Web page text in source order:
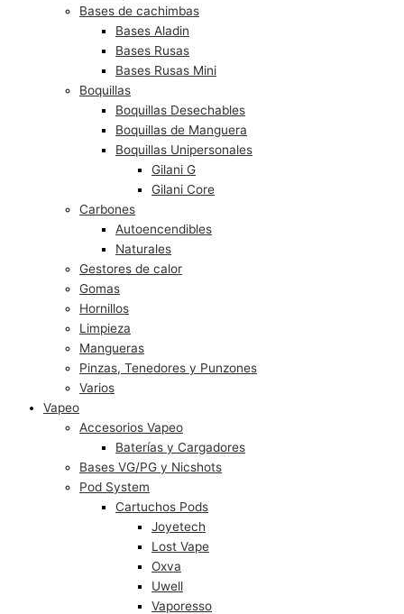
Bases de cachimbas
Bases Aladin
Bases Rusas
Bases Rusas Mini
Boquillas
Boquillas Desechables
Boquillas de Manguera
Boquillas Unipersonales
Gilani G
Gilani Core
Carbones
Autoencendibles
Naturales
Gestores de calor
Gomas
Hornillos
Limpieza
Mangueras
Pinzas, Tenedores y Punzones
Varios
Vapeo
Accesorios Vapeo
Baterías y Cargadores
Bases VG/PG y Nicshots
Pod System
Cartuchos Pods
Joyetech
Lost Vape
Oxva
Uwell
Vaporesso